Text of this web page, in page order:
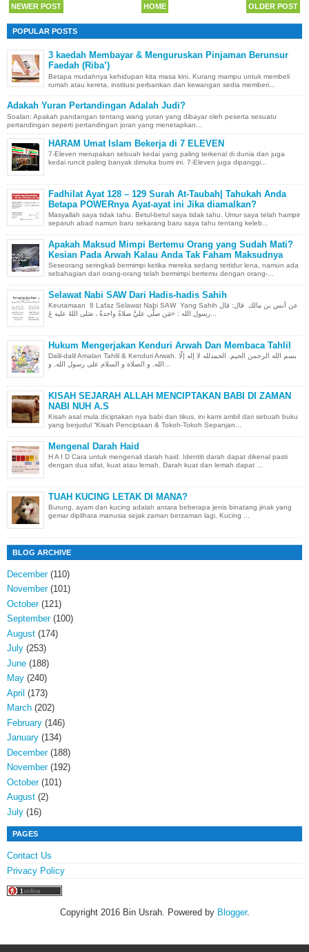
NEWER POST OLDER POST
HOME
POPULAR POSTS
3 kaedah Membayar & Menguruskan Pinjaman Berunsur
Faedah (Riba’)
Betapa mudahnya kehidupan kita masa kini. Kurang mampu untuk membeli
rumah atau kereta, institusi perbankan dan kewangan sedia memberi...
Adakah Yuran Pertandingan Adalah Judi?
Soalan: Apakah pandangan tentang wang yuran yang dibayar oleh peserta sesuatu
pertandingan seperti pertandingan joran yang menetapkan...
HARAM Umat Islam Bekerja di 7 ELEVEN
7-Eleven merupakan sebuah kedai yang paling terkenal di dunia dan juga
kedai runcit paling banyak dimuka bumi ini. 7-Eleven juga dipanggi...
Fadhilat Ayat 128 – 129 Surah At-Taubah| Tahukah Anda
Betapa POWERnya Ayat-ayat ini Jika diamalkan?
Masyallah saya tidak tahu. Betul-betul saya tidak tahu. Umur saya telah hampir
separuh abad namun baru sekarang baru saya tahu tentang keleb...
Apakah Maksud Mimpi Bertemu Orang yang Sudah Mati?
Kesian Pada Arwah Kalau Anda Tak Faham Maksudnya
Seseorang seringkali bermimpi ketika mereka sedang tertidur lena, namun ada
sebahagian dari orang-orang telah bermimpi bertemu dengan orang-...
Selawat Nabi SAW Dari Hadis-hadis Sahih
Keutamaan 8 Lafaz Selawat Nabi SAW Yang Sahih عن أنس بن مالك قال: قال
رسول الله : «مَن صلَّى عليَّ صلاةً واحدةً ، صَلى اللهُ عليه عَ...
Hukum Mengerjakan Kenduri Arwah Dan Membaca Tahlil
Dalil-dalil Amalan Tahlil & Kenduri Arwah. بسم الله الرحمن الحيم. الحمدلله لا إله إلّا
الله, و الصلاة و السلام على رسول الله, و...
KISAH SEJARAH ALLAH MENCIPTAKAN BABI DI ZAMAN
NABI NUH A.S
Kisah asal mula diciptakan nya babi dan tikus, ini kami ambil dari sebuah buku
yang berjudul “Kisah Penciptaan & Tokoh-Tokoh Sepanjan...
Mengenal Darah Haid
H A I D Cara untuk mengenali darah haid. Identiti darah dapat dikenal pasti
dengan dua sifat, kuat atau lemah. Darah kuat dan lemah dapat ...
TUAH KUCING LETAK DI MANA?
Burung, ayam dan kucing adalah antara beberapa jenis binatang jinak yang
gemar diplihara manusia sejak zaman berzaman lagi. Kucing ...
BLOG ARCHIVE
December(110)
November(101)
October(121)
September(100)
August (174)
July (253)
June (188)
May (240)
April (173)
March (202)
February (146)
January (134)
December(188)
November(192)
October(101)
August (2)
July (16)
PAGES
Contact Us
Privacy Policy
Copyright 2016 Bin Usrah. Powered by Blogger.